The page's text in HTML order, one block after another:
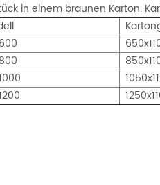
in einem braunen Karton.